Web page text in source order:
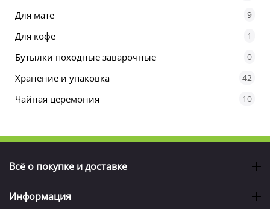
Для мате 9
Для кофе 1
Бутылки походные заварочные 0
Хранение и упаковка 42
Чайная церемония 10
Всё о покупке и доставке
Информация